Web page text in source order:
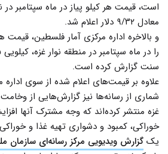
معادل ۹/۳۲ دلار اعلام شد.
و بالاخره اداره مرکزی آمار فلسطین،
سنت گزارش کرده است.
علاوه بر قیمت‌های اعلام شده از سوی
شماری از رسانه‌ها نیز گزارش‌هایی از
غزه منتشر کرده‌اند که وجه مشترک آنها
خوراکی، کمبود و دشواری تهیه غذا و
یک گزارش ویدیویی مرکز رسانه‌ای سازمان